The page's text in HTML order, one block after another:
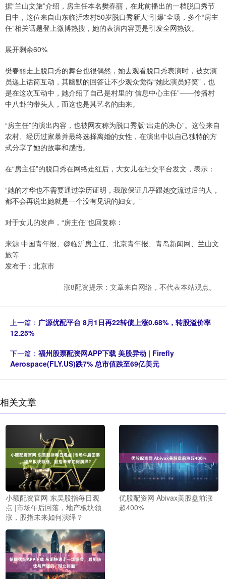
据“兰山文旅”介绍，房主任本名樊春丽，在此前播出的一档脱口秀节
目中，这位来自山东临沂农村50岁脱口秀新人“引爆”全场，多个“房主
任”相关话题登上微博热搜，她的表演内容更是引发全网热议。
展开剩余60%
樊春丽走上脱口秀的舞台也很偶然，她去观看脱口秀表演时，被女演
员递上话筒互动，其幽默的回答让不少观众觉得“她比演员好笑”，也
是在这次互动中，她介绍了自己是村里的“信息中心主任”——传播村
中八卦的带头人，而这也是其艺名的由来。
“房主任”的演出内容，也被网友称为脱口秀版“出走的决心”。这位来自
农村、经历过家暴并最终选择离婚的女性，在演出中以自己独特的方
式分享了她的故事和感悟。
在“房主任”的脱口秀在网络走红后，大女儿在社交平台发文，表示：
“她的才华也不需要通过学历证明，我敢保证几乎跟她交流过后的人，
都不会再说出她就是一个没有见识的妇女。”
对于女儿的发声，“房主任”也回复称：
来源 中国青年报、@临沂房主任、北京青年报、青岛新闻网、兰山文
旅等
发布于：北京市
涨8配资提示：文章来自网络，不代表本站观点。
上一篇： 广源优配平台 8月1日再22转债上涨0.68%，转股溢价率
12.25%
下一篇： 福州股票配资网APP下载 美股异动 | Firefly
Aerospace(FLY.US)跌7% 总市值跌至69亿美元
相关文章
小额配资官网 东吴股指每日观
点 |市场午后回落，地产板块领
涨，股指未来如何演绎？
优股配资网 Abivax美股盘前涨
超400%